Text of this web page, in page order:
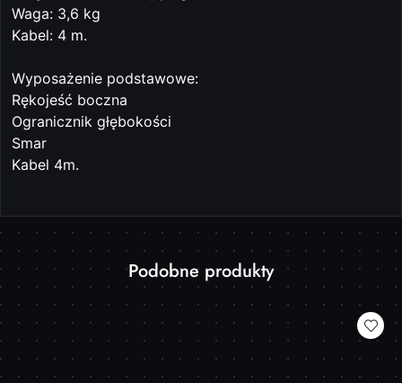
Waga: 3,6 kg
Kabel: 4 m.
Wyposażenie podstawowe:
Rękojeść boczna
Ogranicznik głębokości
Smar
Kabel 4m.
Pomiń karuzelę produktów
Produkty
statusie:
Podobne produkty